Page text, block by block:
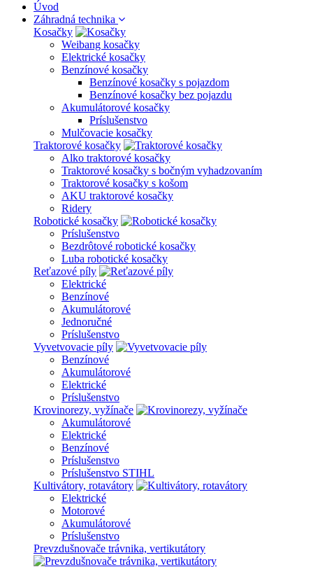
Úvod
Záhradná technika
Kosačky
Weibang kosačky
Elektrické kosačky
Benzínové kosačky
Benzínové kosačky s pojazdom
Benzínové kosačky bez pojazdu
Akumulátorové kosačky
Príslušenstvo
Mulčovacie kosačky
Traktorové kosačky
Alko traktorové kosačky
Traktorové kosačky s bočným vyhadzovaním
Traktorové kosačky s košom
AKU traktorové kosačky
Ridery
Robotické kosačky
Príslušenstvo
Bezdrôtové robotické kosačky
Luba robotické kosačky
Reťazové píly
Elektrické
Benzínové
Akumulátorové
Jednoručné
Príslušenstvo
Vyvetvovacie píly
Benzínové
Akumulátorové
Elektrické
Príslušenstvo
Krovinorezy, vyžínače
Akumulátorové
Elektrické
Benzínové
Príslušenstvo
Príslušenstvo STIHL
Kultivátory, rotavátory
Elektrické
Motorové
Akumulátorové
Príslušenstvo
Prevzdušnovače trávnika, vertikutátory